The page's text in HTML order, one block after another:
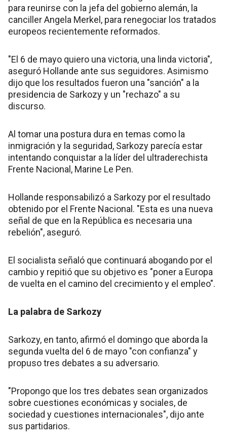
para reunirse con la jefa del gobierno alemán, la
canciller Angela Merkel, para renegociar los tratados
europeos recientemente reformados.
"El 6 de mayo quiero una victoria, una linda victoria",
aseguró Hollande ante sus seguidores. Asimismo
dijo que los resultados fueron una "sanción" a la
presidencia de Sarkozy y un "rechazo" a su
discurso.
Al tomar una postura dura en temas como la
inmigración y la seguridad, Sarkozy parecía estar
intentando conquistar a la líder del ultraderechista
Frente Nacional, Marine Le Pen.
Hollande responsabilizó a Sarkozy por el resultado
obtenido por el Frente Nacional. "Esta es una nueva
señal de que en la República es necesaria una
rebelión", aseguró.
El socialista señaló que continuará abogando por el
cambio y repitió que su objetivo es "poner a Europa
de vuelta en el camino del crecimiento y el empleo".
La palabra de Sarkozy
Sarkozy, en tanto, afirmó el domingo que aborda la
segunda vuelta del 6 de mayo "con confianza" y
propuso tres debates a su adversario.
"Propongo que los tres debates sean organizados
sobre cuestiones económicas y sociales, de
sociedad y cuestiones internacionales", dijo ante
sus partidarios.